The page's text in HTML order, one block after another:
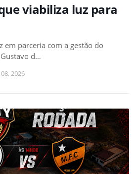
viabiliza luz para
em parceria com a gestão do
d…
2026